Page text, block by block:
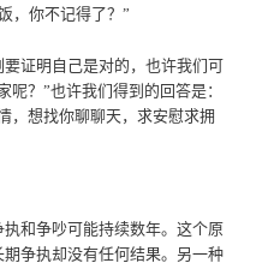
，你不记得了？”
证明自己是对的，也许我们可
呢？”也许我们得到的回答是：
，想找你聊聊天，求安慰求拥
和争吵可能持续数年。这个原
争执却没有任何结果。另一种